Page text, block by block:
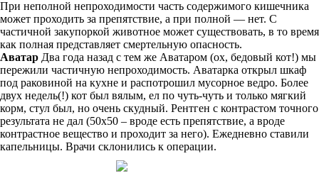
При неполной непроходимости часть содержимого кишечника
может проходить за препятствие, а при полной — нет. С
частичной закупоркой животное может существовать, в то время
как полная представляет смертельную опасность.
Аватар Два года назад с тем же Аватаром (ох, бедовый кот!) мы
пережили частичную непроходимость. Аватарка открыл шкаф
под раковиной на кухне и распотрошил мусорное ведро. Более
двух недель(!) кот был вялым, ел по чуть-чуть и только мягкий
корм, стул был, но очень скудный. Рентген с контрастом точного
результата не дал (50х50 – вроде есть препятствие, а вроде
контрастное вещество и проходит за него). Ежедневно ставили
капельницы. Врачи склонились к операции.